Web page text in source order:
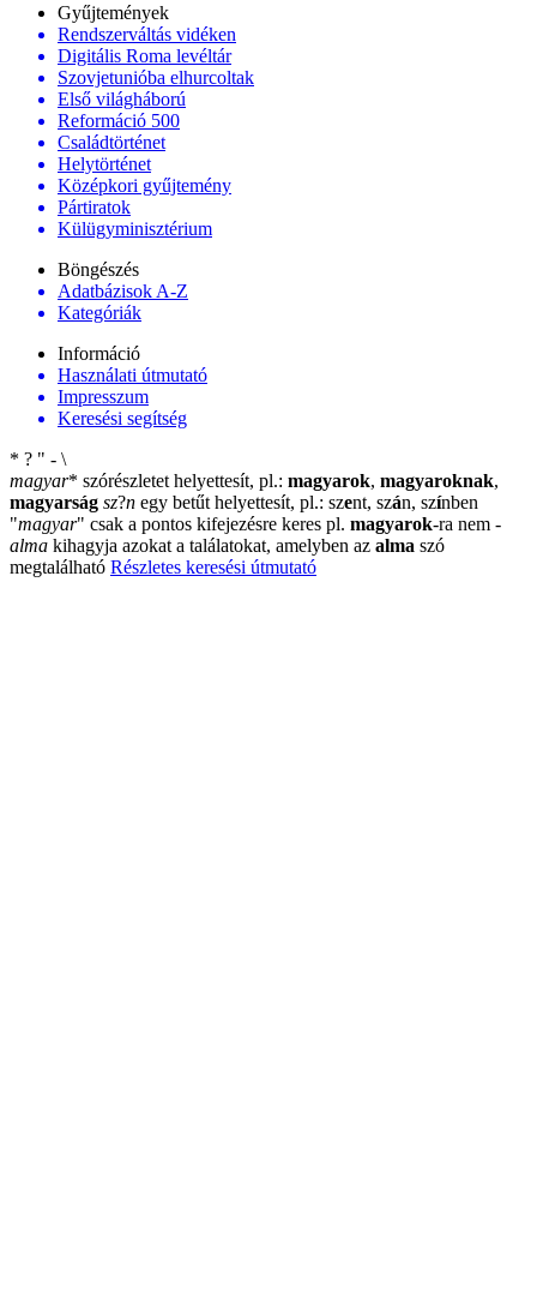
Gyűjtemények
Rendszerváltás vidéken
Digitális Roma levéltár
Szovjetunióba elhurcoltak
Első világháború
Reformáció 500
Családtörténet
Helytörténet
Középkori gyűjtemény
Pártiratok
Külügyminisztérium
Böngészés
Adatbázisok A-Z
Kategóriák
Információ
Használati útmutató
Impresszum
Keresési segítség
* ? " - \
magyar* szórészletet helyettesít, pl.: magyarok, magyaroknak,
magyarság sz?n egy betűt helyettesít, pl.: szent, szán, színben
"magyar" csak a pontos kifejezésre keres pl. magyarok-ra nem -
alma kihagyja azokat a találatokat, amelyben az alma szó
megtalálható Részletes keresési útmutató